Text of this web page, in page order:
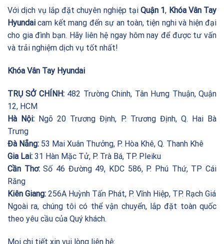
Với dịch vụ lắp đặt chuyên nghiệp tại Quận 1, Khóa Vân Tay
Hyundai cam kết mang đến sự an toàn, tiện nghi và hiện đại
cho gia đình bạn. Hãy liên hệ ngay hôm nay để được tư vấn
và trải nghiệm dịch vụ tốt nhất!
Khóa Vân Tay Hyundai
TRỤ SỞ CHÍNH:482 Trường Chinh, Tân Hưng Thuận, Quận
12, HCM
Hà Nội: Ngõ 20 Trương Định, P. Trương Định, Q. Hai Bà
Trưng
Đà Nẵng: 53 Mai Xuân Thưởng, P. Hòa Khê, Q. Thanh Khê
Gia Lai: 31 Hàn Mặc Tử, P. Trà Bá, TP. Pleiku
Cần Thơ:Số 46 Đường 49, KDC 586, P. Phú Thứ, TP Cái
Răng
Kiên Giang: 256A Huỳnh Tấn Phát, P. Vĩnh Hiệp, TP. Rạch Giá
Ngoài ra, chúng tôi có thể vận chuyển, lắp đặt toàn quốc
theo yêu cầu của Quý khách.
Mọi chi tiết xin vui lòng liên hệ: